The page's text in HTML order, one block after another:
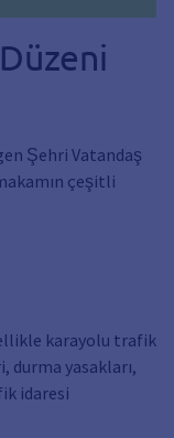
Şehri Vatandaş
çeşitli
karayolu trafik
yasakları,
idaresi